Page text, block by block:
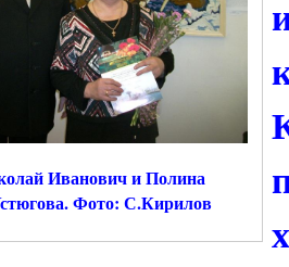
Иванович и Полина
Фото: С.Кирилов